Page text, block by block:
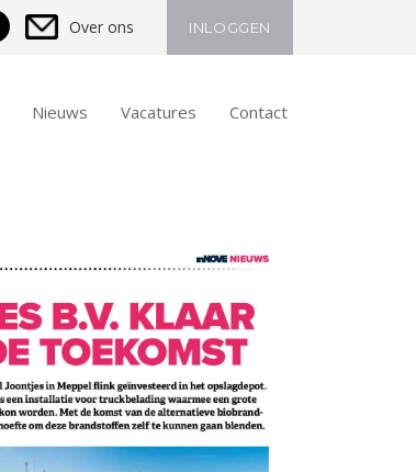
Over ons INLOGGEN
Nieuws Vacatures Contact